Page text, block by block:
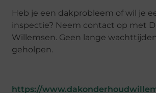
Heb je een dakprobleem of wil je
inspectie? Neem contact op met
Willemsen. Geen lange
geholpen.
https://